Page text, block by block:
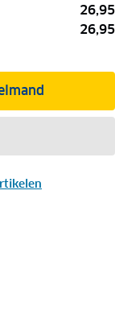
26,95
26,95